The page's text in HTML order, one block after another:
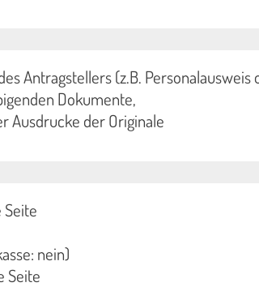
Antragstellers (z.B. Personalausweis
Dokumente,
Ausdrucke der Originale
Seite
nein)
Seite